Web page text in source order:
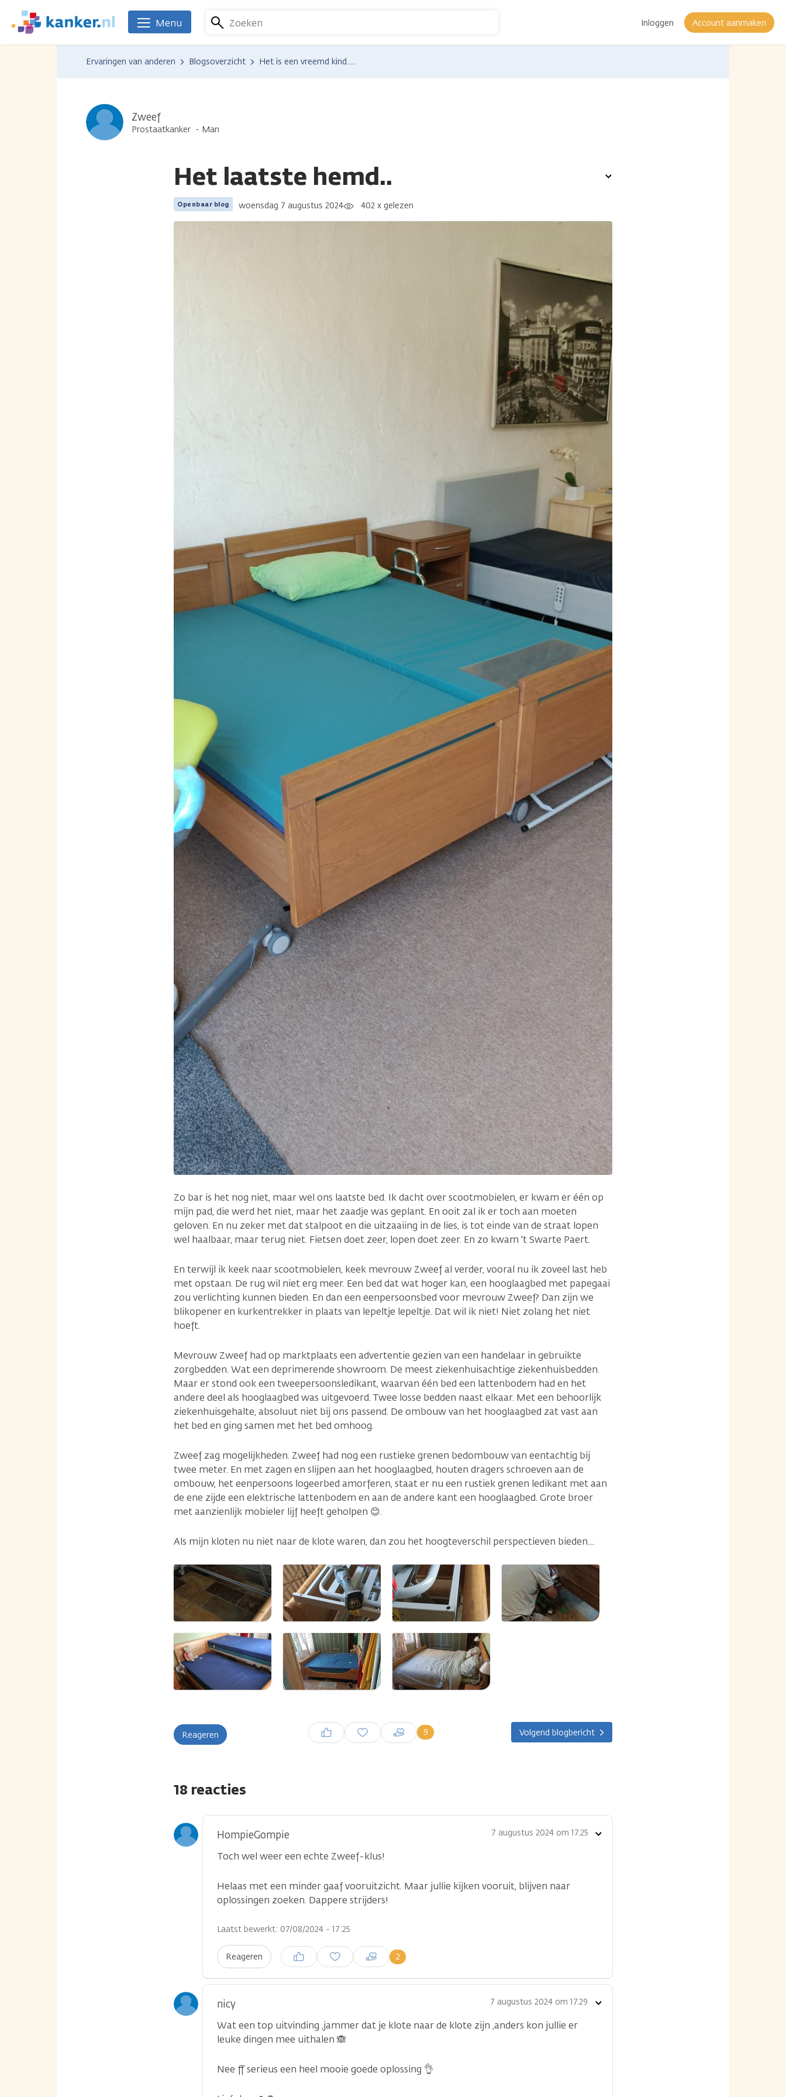
naar
We
zijn
Zoeken Inloggen Account aanmaken
Menu
Ervaringen van anderen Blogsoverzicht Het is een vreemd kind.....
Zweef
Prostaatkanker Man
Het laatste hemd..
Openbaar blog woensdag 7 augustus 2024 402 x gelezen
Zo bar is het nog niet, maar wel ons laatste bed. Ik dacht over scootmobielen, er kwam er één op
mijn pad, die werd het niet, maar het zaadje was geplant. En ooit zal ik er toch aan moeten
geloven. En nu zeker met dat stalpoot en die uitzaaiing in de lies, is tot einde van de straat lopen
wel haalbaar, maar terug niet. Fietsen doet zeer, lopen doet zeer. En zo kwam 't Swarte Paert.
En terwijl ik keek naar scootmobielen, keek mevrouw Zweef al verder, vooral nu ik zoveel last heb
met opstaan. De rug wil niet erg meer. Een bed dat wat hoger kan, een hooglaagbed met papegaai
zou verlichting kunnen bieden. En dan een eenpersoonsbed voor mevrouw Zweef? Dan zijn we
blikopener en kurkentrekker in plaats van lepeltje lepeltje. Dat wil ik niet! Niet zolang het niet
hoeft.
Mevrouw Zweef had op marktplaats een advertentie gezien van een handelaar in gebruikte
zorgbedden. Wat een deprimerende showroom. De meest ziekenhuisachtige ziekenhuisbedden.
Maar er stond ook een tweepersoonsledikant, waarvan één bed een lattenbodem had en het
andere deel als hooglaagbed was uitgevoerd. Twee losse bedden naast elkaar. Met een behoorlijk
ziekenhuisgehalte, absoluut niet bij ons passend. De ombouw van het hooglaagbed zat vast aan
het bed en ging samen met het bed omhoog.
Zweef zag mogelijkheden. Zweef had nog een rustieke grenen bedombouw van eentachtig bij
twee meter. En met zagen en slijpen aan het hooglaagbed, houten dragers schroeven aan de
ombouw, het eenpersoons logeerbed amorferen, staat er nu een rustiek grenen ledikant met aan
de ene zijde een elektrische lattenbodem en aan de andere kant een hooglaagbed. Grote broer
met aanzienlijk mobieler lijf heeft geholpen 😊.
Als mijn kloten nu niet naar de klote waren, dan zou het hoogteverschil perspectieven bieden....
Reageren 9
Inloggen om een reactie te
plaatsen
Volgend blogbericht
Toon
18 reacties
HompieGompie 7 augustus 2024 om 17.25
Toch wel weer een echte Zweef-klus!
Helaas met een minder gaaf vooruitzicht. Maar jullie kijken vooruit, blijven naar
oplossingen zoeken. Dappere strijders!
Laatst bewerkt: 07/08/2024 - 17:25
Reageren 2
Inloggen om een reactie te
plaatsen
Toon
nicy 7 augustus 2024 om 17.29
Wat een top uitvinding ,jammer dat je klote naar de klote zijn ,anders kon jullie er
leuke dingen mee uithalen 🙈
Nee ff serieus een heel mooie goede oplossing 👌
Toon